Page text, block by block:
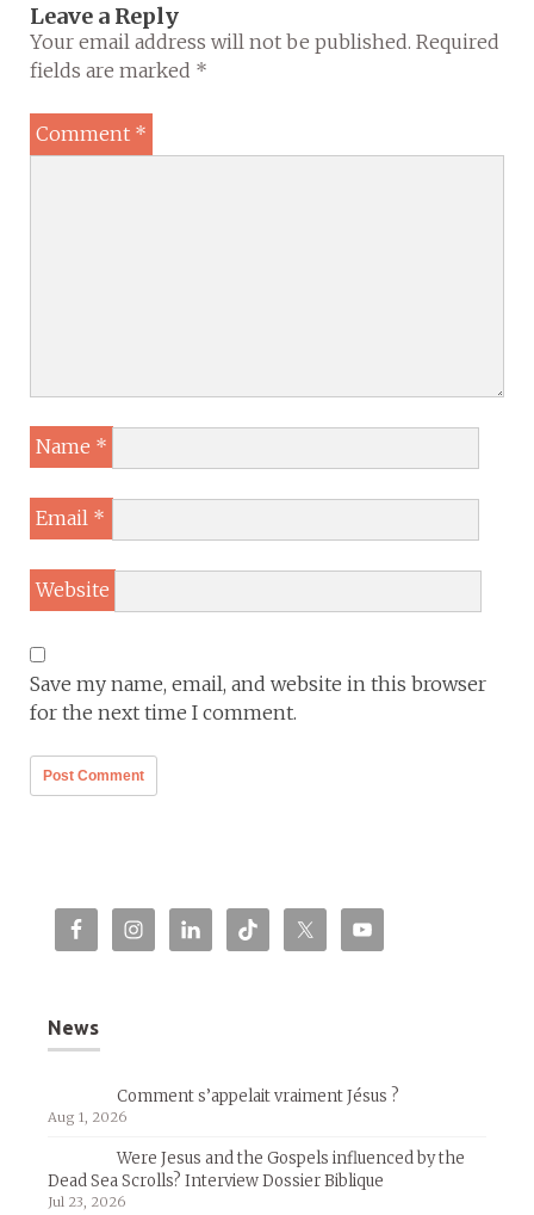
Leave a Reply
Your email address will not be published. Required
fields are marked *
Comment *
Name *
Email *
Website
Save my name, email, and website in this browser
for the next time I comment.
News
Comment s’appelait vraiment Jésus ?
Aug 1, 2026
Were Jesus and the Gospels influenced by the
Dead Sea Scrolls? Interview Dossier Biblique
Jul 23, 2026